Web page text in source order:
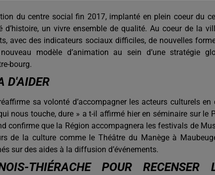
du centre social fin 2017, implanté en plein coeur du
un vivre ensemble de qualité. Au coeur de la
avec des indicateurs sociaux difficiles, de nouvelles
modèle d’animation au sein d’une stratégie
bourg.
D'AIDER
sa volonté d’accompagner les acteurs culturels en
nous touche, dure » a t-il affirmé hier en séminaire sur le
confirme que la Région accompagnera les festivals de
de la culture comme le Théâtre du Manège à
sur des aides à la diffusion d’événements.
THIÉRACHE POUR RECENSER